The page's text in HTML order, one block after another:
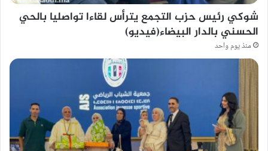
شوكي رئيس حزب التجمع يترأس لقاءا تواصليا بالحي
الحسني بالدار البيضاء(فيديو)
منذ يوم واحد